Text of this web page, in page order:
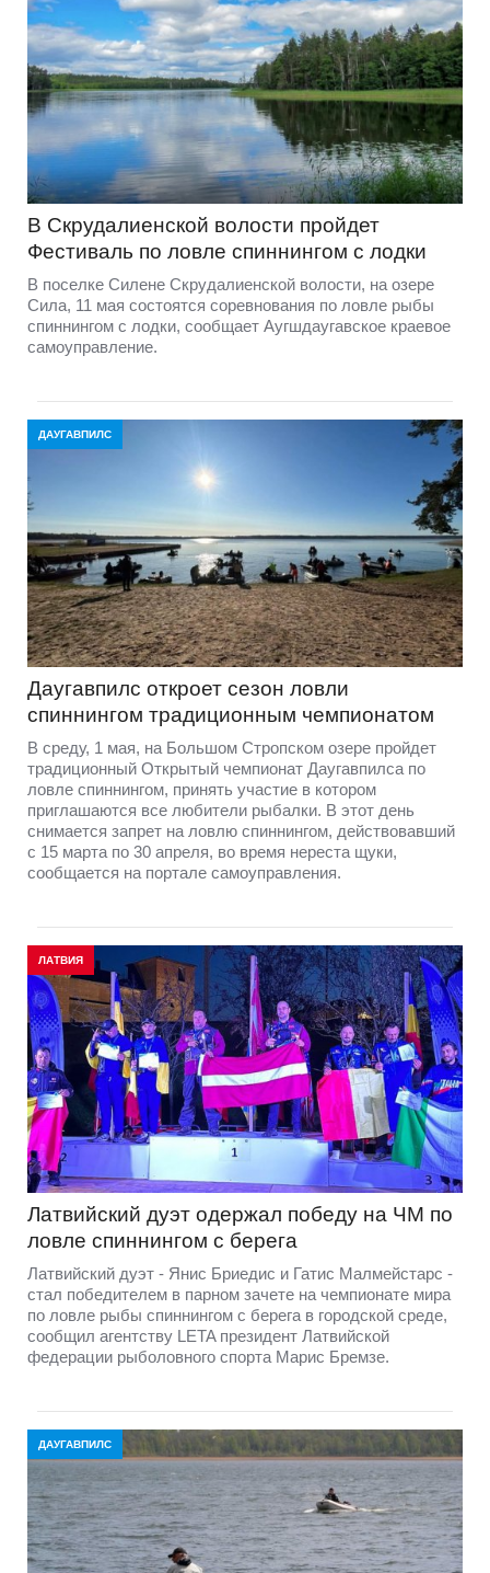
В Скрудалиенской волости пройдет
Фестиваль по ловле спиннингом с лодки
В поселке Силене Скрудалиенской волости, на озере
Сила, 11 мая состоятся соревнования по ловле рыбы
спиннингом с лодки, сообщает Аугшдаугавское краевое
самоуправление.
ДАУГАВПИЛС
Даугавпилс откроет сезон ловли
спиннингом традиционным чемпионатом
В среду, 1 мая, на Большом Стропском озере пройдет
традиционный Открытый чемпионат Даугавпилса по
ловле спиннингом, принять участие в котором
приглашаются все любители рыбалки. В этот день
снимается запрет на ловлю спиннингом, действовавший
с 15 марта по 30 апреля, во время нереста щуки,
сообщается на портале самоуправления.
ЛАТВИЯ
Латвийский дуэт одержал победу на ЧМ по
ловле спиннингом с берега
Латвийский дуэт - Янис Бриедис и Гатис Малмейстарс -
стал победителем в парном зачете на чемпионате мира
по ловле рыбы спиннингом с берега в городской среде,
сообщил агентству LETA президент Латвийской
федерации рыболовного спорта Марис Бремзе.
ДАУГАВПИЛС